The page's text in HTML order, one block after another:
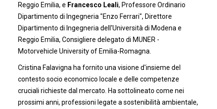
Reggio Emilia, e Francesco Leali, Professore Ordinario
Dipartimento di Ingegneria "Enzo Ferrari", Direttore
Dipartimento di Ingegneria dell'Università di Modena e
Reggio Emilia, Consigliere delegato di MUNER -
Motorvehicle University of Emilia-Romagna.
Cristina Falavigna ha fornito una visione d'insieme del
contesto socio economico locale e delle competenze
cruciali richieste dal mercato. Ha sottolineato come nei
prossimi anni, professioni legate a sostenibilità ambientale,